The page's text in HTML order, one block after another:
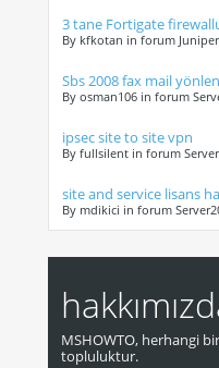
3 tane Fortigate
By kfkotan in forum
Sbs 2008 fax mail
By osman106 in forum
ipsec site to site vpn
By fullsilent in forum
site and service lisans
By mdikici in forum
MSHOWTO, herhangi
topluluktur.